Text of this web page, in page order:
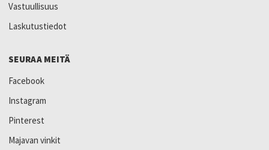
Vastuullisuus
Laskutustiedot
SEURAA MEITÄ
Facebook
Instagram
Pinterest
Majavan vinkit